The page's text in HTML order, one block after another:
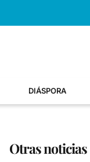
DIÁSPORA
Otras noticias